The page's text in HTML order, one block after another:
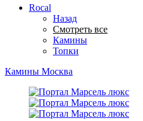
Rocal
Назад
Смотреть все
Камины
Топки
Камины Москва